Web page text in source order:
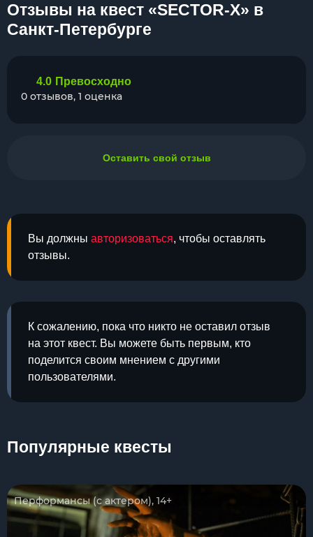
Отзывы на квест «SECTOR-X» в
Санкт-Петербурге
Вы должны авторизоваться, чтобы оставлять
отзывы.
К сожалению, пока что никто не оставил отзыв
на этот квест. Вы можете быть первым, кто
поделится своим мнением с другими
пользователями.
4.0 Превосходно
0 отзывов, 1 оценка
Оставить свой отзыв
Популярные квесты
Перформансы (с актером), 14+